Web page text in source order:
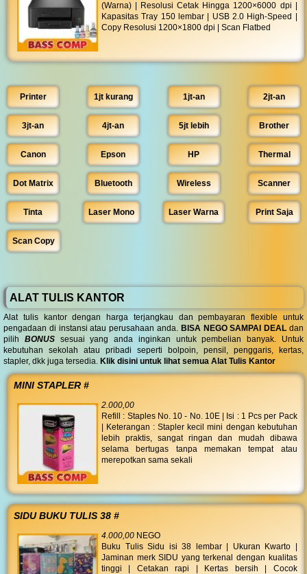
(Warna) | Resolusi Cetak Hingga 1200×6000 dpi |
Kapasitas Tray 150 lembar | USB 2.0 High-Speed |
Copy Resolusi 1200×1800 dpi | Scan Flatbed
Printer 1jt kurang 1jt-an 2jt-an
3jt-an 4jt-an 5jt lebih Brother
Canon Epson HP Thermal
Dot Matrix Bluetooth Wireless Scanner
Tinta Laser Mono Laser Warna Print Saja
Scan Copy
ALAT TULIS KANTOR
Alat tulis kantor dengan harga terjangkau dan pembayaran flexible untuk
pengadaan di instansi atau perusahaan anda. BISA NEGO SAMPAI DEAL dan
pilih BONUSsesuai yang anda inginkan untuk pembelian banyak. Untuk
kebutuhan sekolah atau pribadi seperti bolpoin, pensil, penggaris, kertas,
stapler, dkk juga tersedia. Klik disini untuk lihat semua Alat Tulis Kantor
MINI STAPLER #
2.000,00
Refill : Staples No. 10 - No. 10E | Isi : 1 Pcs per Pack
| Keterangan : Stapler kecil mini dengan kebutuhan
lebih praktis, sangat ringan dan mudah dibawa
selama bertugas tanpa memakan tempat atau
merepotkan sama sekali
SIDU BUKU TULIS 38 #
4.000,00 NEGO
Buku Tulis Sidu isi 38 lembar | Ukuran Kwarto |
Jaminan merk SIDU yang terkenal dengan kualitas
tinggi | Cetakan rapi | Kertas bersih | Cocok